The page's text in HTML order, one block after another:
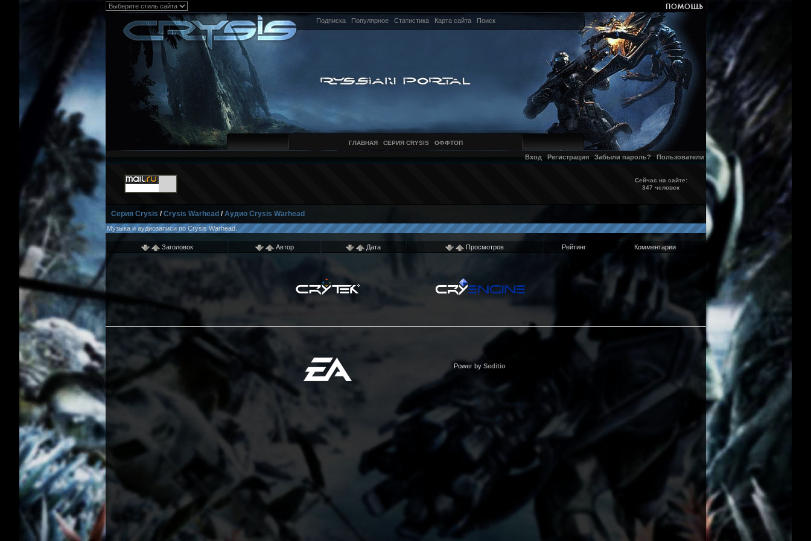
Подписка Популярное Статистика Карта сайта Поиск
ГЛАВНАЯ СЕРИЯ CRYSIS ОФФТОП
Вход Регистрация Забыли пароль? Пользователи
Сейчас на сайте:
347 человек
Серия Crysis /Crysis Warhead /Аудио Crysis Warhead
Музыка и аудиозаписи по Crysis Warhead.
Заголовок Автор Дата Просмотров Рейтинг Комментарии
Power by Seditio